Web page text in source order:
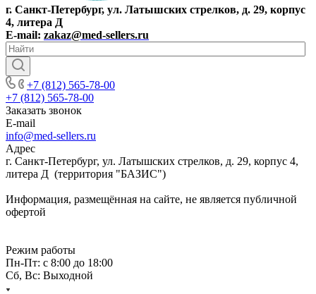
г. Санкт-Петербург, ул. Латышских стрелков, д. 29, корпус
4, литера Д
E-mail: zakaz@med-sellers.ru
+7 (812) 565-78-00
+7 (812) 565-78-00
Заказать звонок
E-mail
info@med-sellers.ru
Адрес
г. Санкт-Петербург, ул. Латышских стрелков, д. 29, корпус 4,
литера Д (территория "БАЗИС")
Информация, размещённая на сайте, не является публичной
офертой
Режим работы
Пн-Пт: с 8:00 до 18:00
Сб, Вс: Выходной